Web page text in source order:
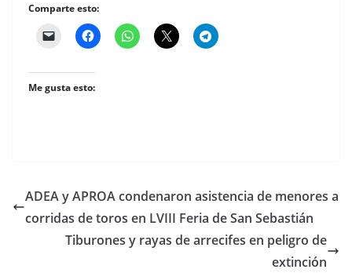
Comparte esto:
Me gusta esto:
ADEA y APROA condenaron asistencia de menores a
corridas de toros en LVIII Feria de San Sebastián
Tiburones y rayas de arrecifes en peligro de
extinción